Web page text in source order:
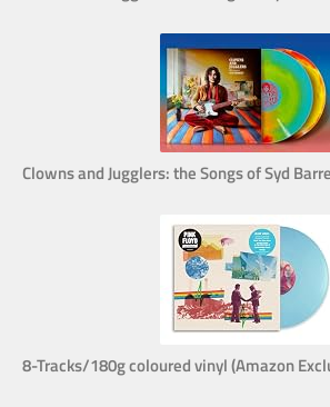
Clowns and Jugglers: the Songs of Syd
8-Tracks/180g coloured vinyl (Amazon